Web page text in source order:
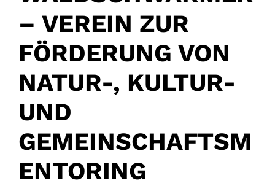
– VEREIN ZUR
FÖRDERUNG VON
NATUR-, KULTUR-
UND
GEMEINSCHAFTSM
ENTORING